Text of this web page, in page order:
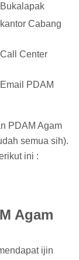
Cabang
Center
PDAM
PDAM Agam
semua sih).
ini :
Agam
ijin